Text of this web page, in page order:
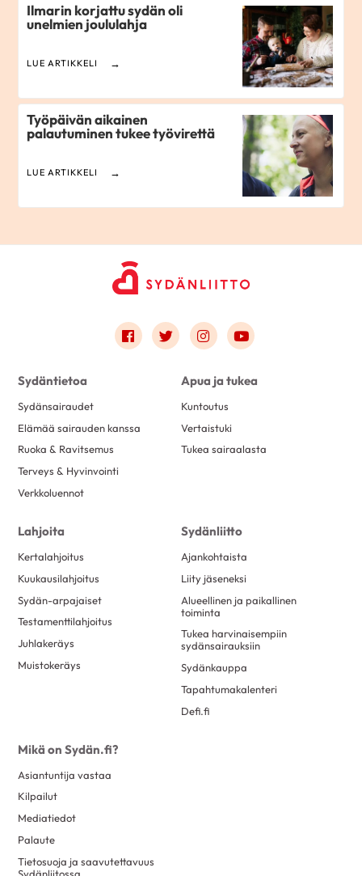
Ilmarin korjattu sydän oli
unelmien joululahja
LUE ARTIKKELI
Työpäivän aikainen
palautuminen tukee työvirettä
LUE ARTIKKELI
Link to facebook
Link to twitter
Link to instagram
Link to youtube
Sydäntietoa
Sydänsairaudet
Elämää sairauden kanssa
Ruoka & Ravitsemus
Terveys & Hyvinvointi
Verkkoluennot
Apua ja tukea
Kuntoutus
Vertaistuki
Tukea sairaalasta
Lahjoita
Kertalahjoitus
Kuukausilahjoitus
Sydän-arpajaiset
Testamenttilahjoitus
Juhlakeräys
Muistokeräys
Sydänliitto
Ajankohtaista
Liity jäseneksi
Alueellinen ja paikallinen
toiminta
Tukea harvinaisempiin
sydänsairauksiin
Sydänkauppa
Tapahtumakalenteri
Defi.fi
Mikä on Sydän.fi?
Asiantuntija vastaa
Kilpailut
Mediatiedot
Palaute
Tietosuoja ja saavutettavuus